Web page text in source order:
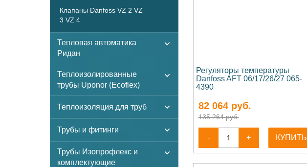
Клапаны Danfoss VZ 2 VZ
3 VZ 4
Тепловая автоматика
Ридан
Теплоизолированные
трубы Uponor (Ecoflex)
Теплоизоляция для труб
Трубы и фитинги
Трубы Изопрофлекс и
комплектующие
Регуляторы температуры
Danfoss AFT 06/17/26/27 065-
4390
82 064руб.
135 264 руб.
- + КУПИТЬ